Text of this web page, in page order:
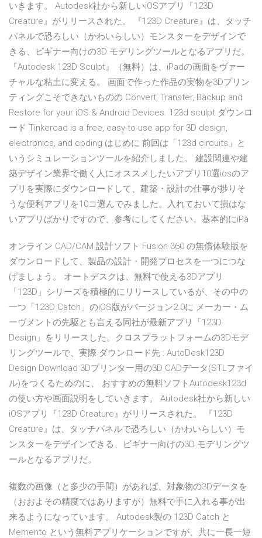
いきます。 Autodesk社から新しいiOSアプリ『123D
Creature』がリリースされた。 『123D Creature』は、タッチ
パネルで恐ろしい（かわいらしい）モンスターをデザインで
きる、ビギナー向けの3D モデリングツールとなるアプリだ。
『Autodesk 123D Sculpt』（無料）は、iPadの画面をヴァー
チャルな粘土に変える。 画面で作った作品の実物を3Dプリン
ティングこそできないものの Convert, Transfer, Backup and
Restore for your iOS & Android Devices. 123d sculpt ダウンロ
ード Tinkercad is a free, easy-to-use app for 3D design,
electronics, and coding はじめに 前回は「123d circuits」と
いうシミュレーションツールを紹介しました。 建設関連や建
築デザイン業界で働く人にオススメしたいアプリ10選iosのア
プリを実際にダウンロードして、建築・設計の仕事が捗りそ
うな便利アプリを10コ選んでみました。入れておいて損はな
いアプリばかりですので、参考にしてください。基本的にiPa
オンライン CAD/CAM 設計ソフト Fusion 360 の無償体験版を
ダウンロードして、製品の設計・開発プロセスを一つにつな
げましょう。 オートデスクは、無料で使える3Dアプリ
「123D」シリーズを積極的にリリースしているが、その中の
一つ「123D Catch」のiOS版がバージョン2.0に メーカー・ム
ーヴメントの先駆とも言える同社が最新アプリ「123D
Design」をリリースした。クロスプラットフォームの3Dモデ
リングツールで、実際 ダウンロード先 : AutoDesk123D
Design Download 3Dプリンター用の3D CADデータ(STLファイ
ル)をつくるためのに、 おすすめの無料ソフトAutodesk123d
の使い方や画面説明をしていきます。 Autodesk社から新しい
iOSアプリ『123D Creature』がリリースされた。 『123D
Creature』は、タッチパネルで恐ろしい（かわいらしい）モ
ンスターをデザインできる、ビギナー向けの3D モデリングツ
ールとなるアプリだ。
複数の画像（と多少の手間）があれば、対象物の3Dデータを
（おおよその精度ではありますが）無料で手に入れる事が出
来るようになっています。 Autodesk製の 123D Catch と
Memento という無料アプリケーションですが、共に一長一短